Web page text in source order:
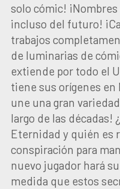
solo cómic!
incluso del futuro!
trabajos
de luminarias de
extiende por todo el
tiene sus orígenes en
une una gran
largo de las décadas!
Eternidad y quién es
conspiración para
nuevo jugador hará
medida que estos